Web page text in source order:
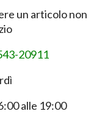
un articolo non
20911
alle 19:00